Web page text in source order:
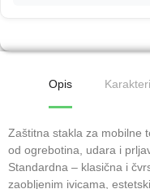
Opis
Zaštitna stakla za mobilne
od ogrebotina, udara i
Standardna – klasična i
zaobljenim ivicama,